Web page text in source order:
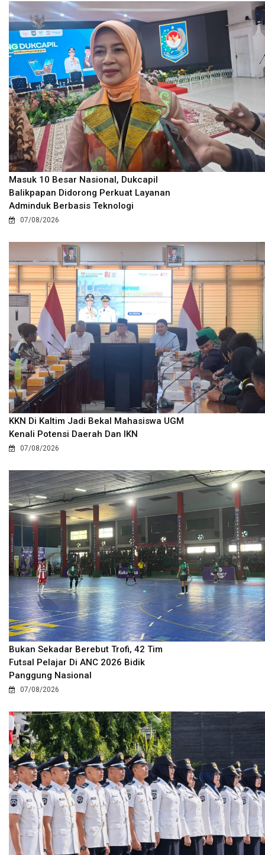
Masuk 10 Besar Nasional, Dukcapil
Balikpapan Didorong Perkuat Layanan
Adminduk Berbasis Teknologi
07/08/2026
KKN Di Kaltim Jadi Bekal Mahasiswa UGM
Kenali Potensi Daerah Dan IKN
07/08/2026
Bukan Sekadar Berebut Trofi, 42 Tim
Futsal Pelajar Di ANC 2026 Bidik
Panggung Nasional
07/08/2026